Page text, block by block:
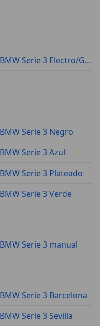
BMW Serie 3 Electro/Gasolina
BMW Serie 3 Negro
BMW Serie 3 Azul
BMW Serie 3 Plateado
BMW Serie 3 Verde
BMW Serie 3 manual
BMW Serie 3 Barcelona
BMW Serie 3 Sevilla